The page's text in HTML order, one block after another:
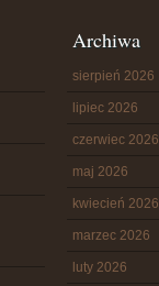
Archiwa
sierpień 2026
lipiec 2026
czerwiec 2026
maj 2026
kwiecień 2026
marzec 2026
luty 2026